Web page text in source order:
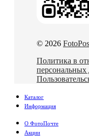
© 2026
Политика в
Каталог
Информация
О ФотоПочте
Акции